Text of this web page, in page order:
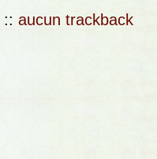
:: aucun trackback